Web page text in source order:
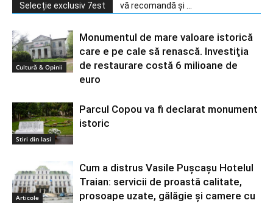
Selecție exclusiv 7est vă recomandă și ...
Cultură & Opinii
Monumentul de mare valoare istorică
care e pe cale să renască. Investiţia
de restaurare costă 6 milioane de
euro
Stiri din Iasi
Parcul Copou va fi declarat monument
istoric
Articole
Cum a distrus Vasile Pușcașu Hotelul
Traian: servicii de proastă calitate,
prosoape uzate, gălăgie și camere cu